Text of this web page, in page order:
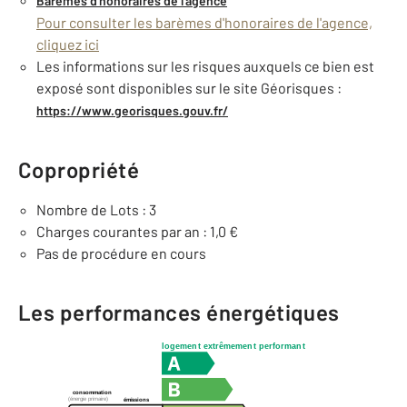
Pour consulter les barèmes d'honoraires de l'agence,
cliquez ici
Les informations sur les risques auxquels ce bien est
exposé sont disponibles sur le site Géorisques :
https://www.georisques.gouv.fr/
Copropriété
Nombre de Lots : 3
Charges courantes par an : 1,0 €
Pas de procédure en cours
Les performances énergétiques
logement extrêmement performant
consommation
émissions
(énergie primaire)